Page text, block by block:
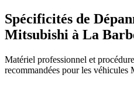
Spécificités de
Mitsubishi à La
Matériel professionnel et
recommandées pour les véhicules